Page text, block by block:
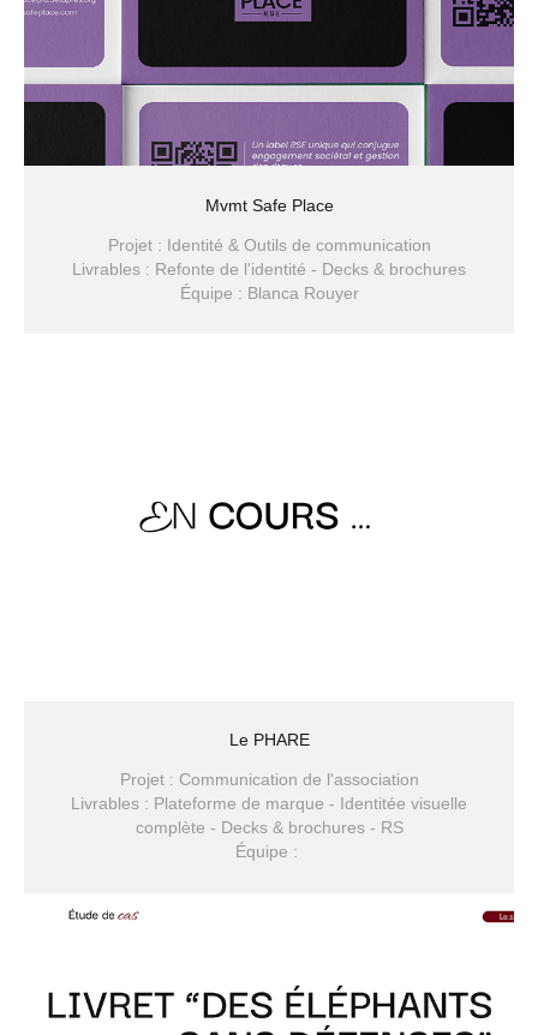
Mvmt Safe Place
Projet : Identité & Outils de communication
Livrables : Refonte de l'identité - Decks & brochures
Équipe : Blanca Rouyer
Le PHARE
Projet : Communication de l'association
Livrables : Plateforme de marque - Identitée visuelle
complète - Decks & brochures - RS
Équipe :